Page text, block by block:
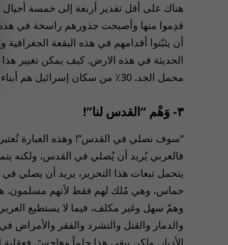
هناك على أقل تقدير أربعة إلى خمسة أجيال
أن يثبّتوا أقدامهم في هذه البقعة الجغرافية
الحديثة في هذه الارض. كيف يمكن تغيير هذا
محمل الجد. 30٪؜ من سكان إسرائيل هم أبناء الشرق الأوسط، ماذا يمكن أن نفعل معهم؟
٣- وَهْم “القدس لنا”!
“سوف نصلي في القدس”! وهذه العبارة تُعتبر
فالعربي يُريد أن يُصلي في القدس، ولكنه
يتحمل تبعات هذا التحرير، يريد أن يصلي
حماس، وهي مُلك لهم فقط لأنهم مسلمون.
وهمٌ سهل وغير مكلف، فيما لا يستطيع
والدمار والقتل والتشرد والفقر